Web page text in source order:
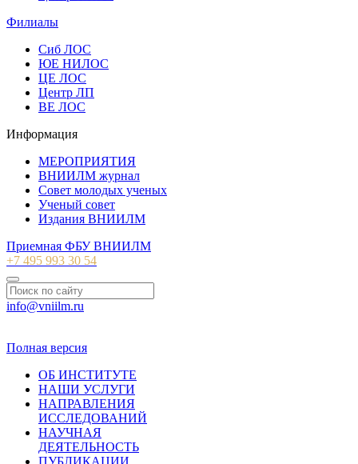
Филиалы
Сиб ЛОС
ЮЕ НИЛОС
ЦЕ ЛОС
Центр ЛП
ВЕ ЛОС
Информация
МЕРОПРИЯТИЯ
ВНИИЛМ журнал
Совет молодых ученых
Ученый совет
Издания ВНИИЛМ
Приемная ФБУ ВНИИЛМ
+7 495 993 30 54
info@vniilm.ru
Полная версия
ОБ ИНСТИТУТЕ
НАШИ УСЛУГИ
НАПРАВЛЕНИЯ
ИССЛЕДОВАНИЙ
НАУЧНАЯ
ДЕЯТЕЛЬНОСТЬ
ПУБЛИКАЦИИ